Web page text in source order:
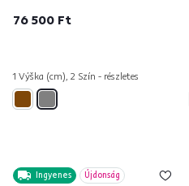
76 500 Ft
1 Výška (cm), 2 Szín - részletes
Ingyenes Újdonság